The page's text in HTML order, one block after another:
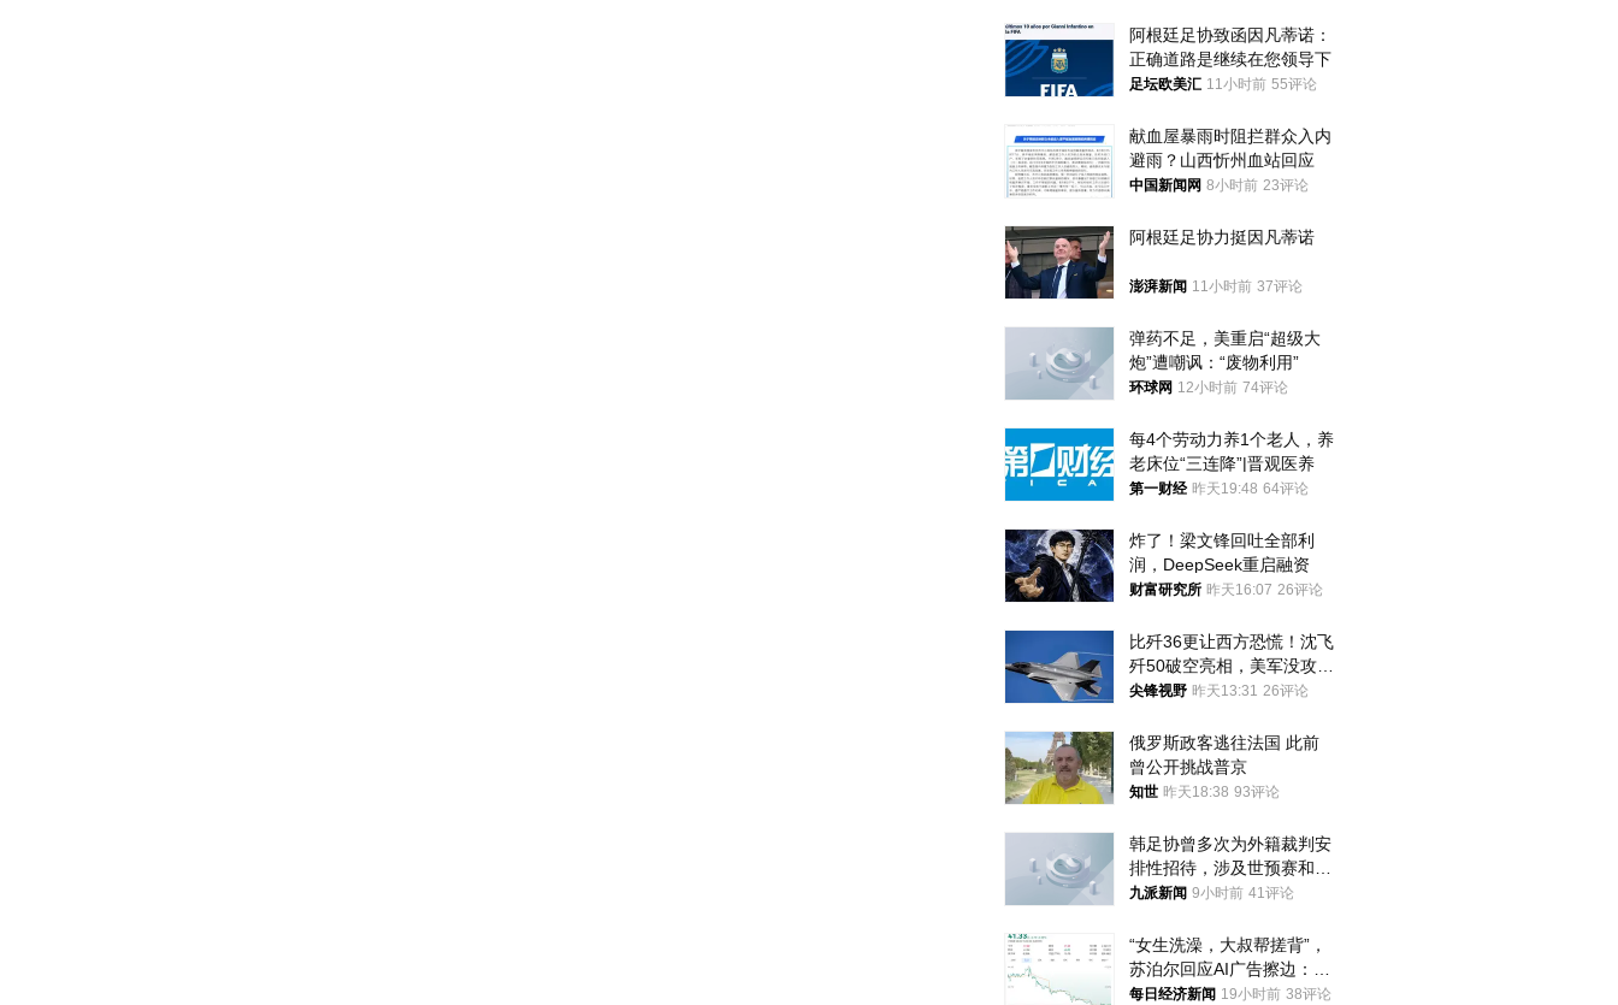
阿根廷足协致函因凡蒂诺：
正确道路是继续在您领导下
足坛欧美汇 11小时前 55评论
献血屋暴雨时阻拦群众入内
避雨？山西忻州血站回应
中国新闻网 8小时前 23评论
阿根廷足协力挺因凡蒂诺
澎湃新闻 11小时前 37评论
弹药不足，美重启“超级大
炮”遭嘲讽：“废物利用”
环球网 12小时前 74评论
每4个劳动力养1个老人，养
老床位“三连降”|晋观医养
第一财经 昨天19:48 64评论
炸了！梁文锋回吐全部利
润，DeepSeek重启融资
财富研究所 昨天16:07 26评论
比歼36更让西方恐慌！沈飞
歼50破空亮相，美军没攻克
的技术被拿下
尖锋视野 昨天13:31 26评论
俄罗斯政客逃往法国 此前
曾公开挑战普京
知世 昨天18:38 93评论
韩足协曾多次为外籍裁判安
排性招待，涉及世预赛和奥
预赛，韩足协回应
九派新闻 9小时前 41评论
“女生洗澡，大叔帮搓背”，
苏泊尔回应AI广告擦边：视
频全下架，已强化内容管理
每日经济新闻 19小时前 38评论